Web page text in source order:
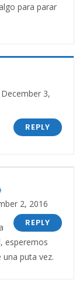
para parar
3,
REPLY
2, 2016
REPLY
esperemos
una puta vez.